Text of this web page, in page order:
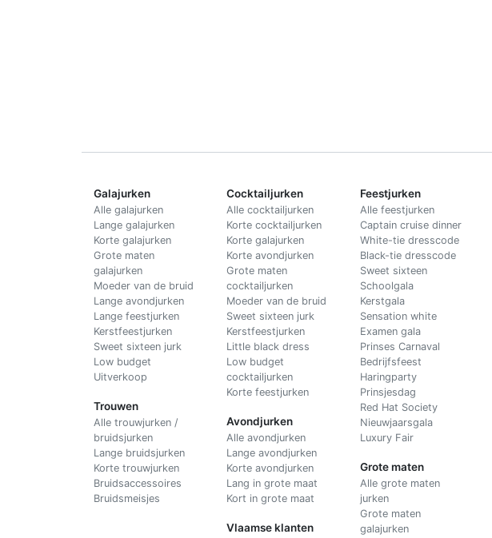
Galajurken
Alle galajurken
Lange galajurken
Korte galajurken
Grote maten
galajurken
Moeder van de bruid
Lange avondjurken
Lange feestjurken
Kerstfeestjurken
Sweet sixteen jurk
Low budget
Uitverkoop
Trouwen
Alle trouwjurken /
bruidsjurken
Lange bruidsjurken
Korte trouwjurken
Bruidsaccessoires
Bruidsmeisjes
Cocktailjurken
Alle cocktailjurken
Korte cocktailjurken
Korte galajurken
Korte avondjurken
Grote maten
cocktailjurken
Moeder van de bruid
Sweet sixteen jurk
Kerstfeestjurken
Little black dress
Low budget
cocktailjurken
Korte feestjurken
Avondjurken
Alle avondjurken
Lange avondjurken
Korte avondjurken
Lang in grote maat
Kort in grote maat
Vlaamse klanten
Feestjurken
Alle feestjurken
Captain cruise dinner
White-tie dresscode
Black-tie dresscode
Sweet sixteen
Schoolgala
Kerstgala
Sensation white
Examen gala
Prinses Carnaval
Bedrijfsfeest
Haringparty
Prinsjesdag
Red Hat Society
Nieuwjaarsgala
Luxury Fair
Grote maten
Alle grote maten
jurken
Grote maten
galajurken